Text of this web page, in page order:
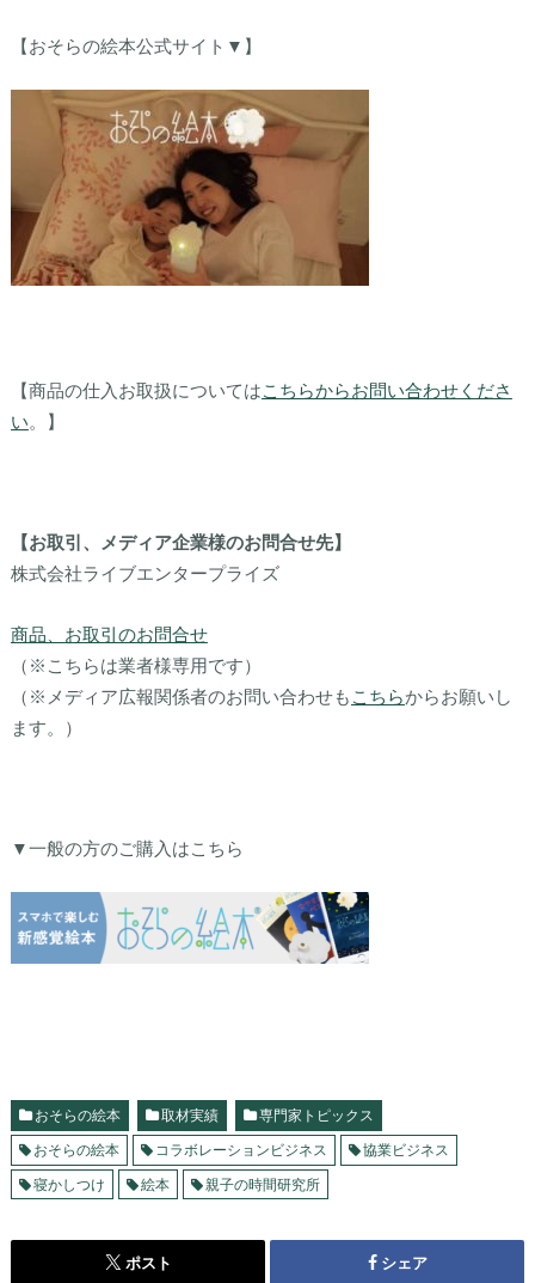
【おそらの絵本公式サイト▼】
【商品の仕入お取扱についてはこちらからお問い合わせくださ
い。】
【お取引、メディア企業様のお問合せ先】
株式会社ライブエンタープライズ
商品、お取引のお問合せ
（※こちらは業者様専用です）
（※メディア広報関係者のお問い合わせも こちらからお願いし
ます。）
▼一般の方のご購入はこちら
おそらの絵本 取材実績
専門家トピックス
おそらの絵本
コラボレーションビジネス
協業ビジネス
寝かしつけ
絵本 親子の時間研究所
ポスト シェア